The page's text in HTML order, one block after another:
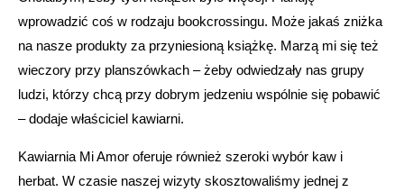
wprowadzić coś w rodzaju bookcrossingu. Może jakaś zniżka
na nasze produkty za przyniesioną książkę. Marzą mi się też
wieczory przy planszówkach – żeby odwiedzały nas grupy
ludzi, którzy chcą przy dobrym jedzeniu wspólnie się pobawić
– dodaje właściciel kawiarni.
Kawiarnia Mi Amor oferuje również szeroki wybór kaw i
herbat. W czasie naszej wizyty skosztowaliśmy jednej z